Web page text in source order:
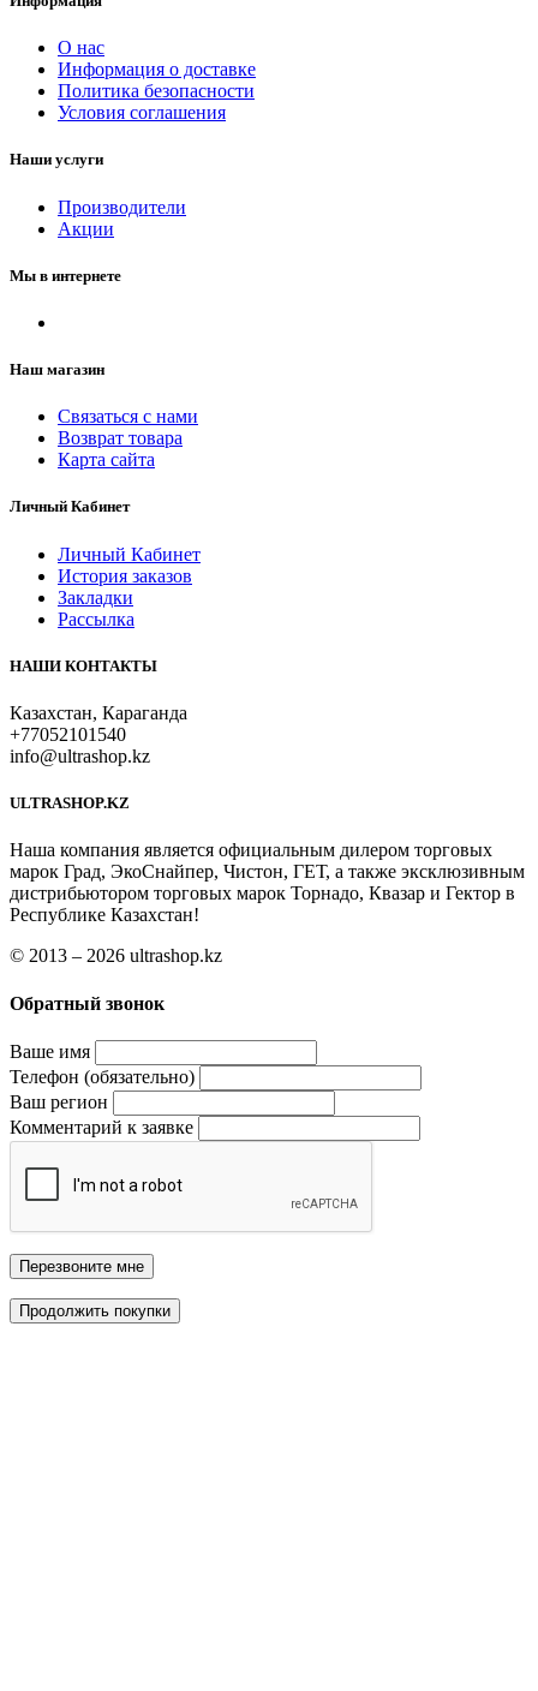
О нас
Информация о доставке
Политика безопасности
Условия соглашения
Наши услуги
Производители
Акции
Мы в интернете
Наш магазин
Связаться с нами
Возврат товара
Карта сайта
Личный Кабинет
Личный Кабинет
История заказов
Закладки
Рассылка
НАШИ КОНТАКТЫ
Казахстан, Караганда
+77052101540
info@ultrashop.kz
ULTRASHOP.KZ
Наша компания является официальным дилером торговых
марок Град, ЭкоСнайпер, Чистон, ГЕТ, а также эксклюзивным
дистрибьютором торговых марок Торнадо, Квазар и Гектор в
Республике Казахстан!
© 2013 – 2026 ultrashop.kz
Обратный звонок
Ваше имя
Телефон (обязательно)
Ваш регион
Комментарий к заявке
Перезвоните мне
Продолжить покупки